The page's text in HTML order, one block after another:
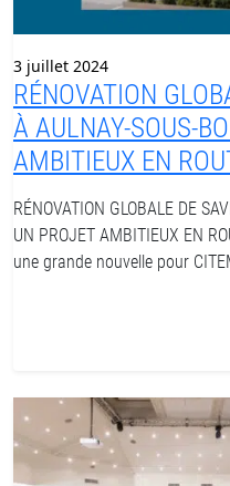
3 juillet 2024
RÉNOVATION
À AULNAY-SOUS-
AMBITIEUX EN
RÉNOVATION GLOBALE DE
UN PROJET AMBITIEUX EN
une grande nouvelle pour